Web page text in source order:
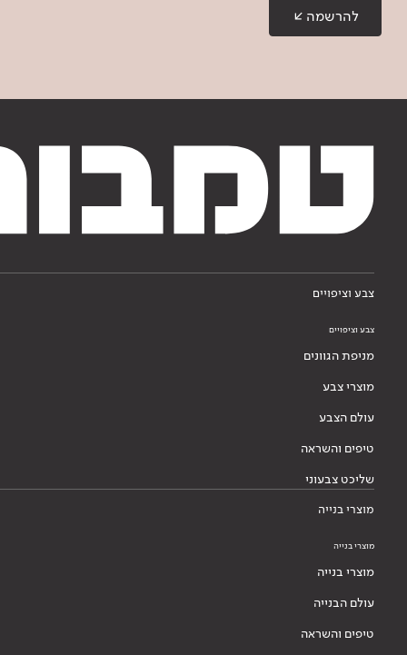
להרשמה
צבע וציפויים
צבע וציפויים
מניפת הגוונים
מוצרי צבע
עולם הצבע
טיפים והשראה
שליכט צבעוני
מוצרי בנייה
מוצרי בנייה
מוצרי בנייה
עולם הבנייה
טיפים והשראה